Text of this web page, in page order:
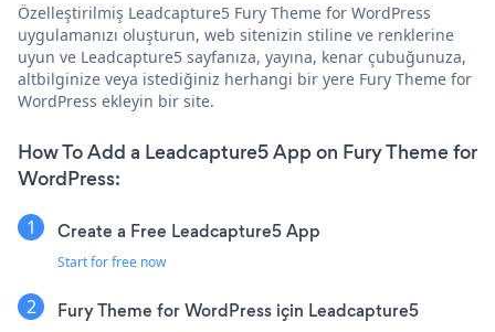
Özelleştirilmiş Leadcapture5 Fury Theme for WordPress
uygulamanızı oluşturun, web sitenizin stiline ve renklerine
uyun ve Leadcapture5 sayfanıza, yayına, kenar çubuğunuza,
altbilginize veya istediğiniz herhangi bir yere Fury Theme for
WordPress ekleyin bir site.
How To Add a Leadcapture5 App on Fury Theme for
WordPress:
Create a Free Leadcapture5 App
Start for free now
Fury Theme for WordPress için Leadcapture5